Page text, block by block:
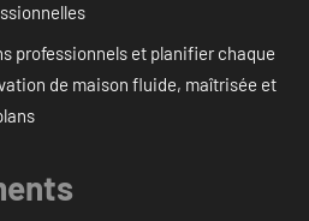
professionnels et planifier chaque
de maison fluide, maîtrisée et